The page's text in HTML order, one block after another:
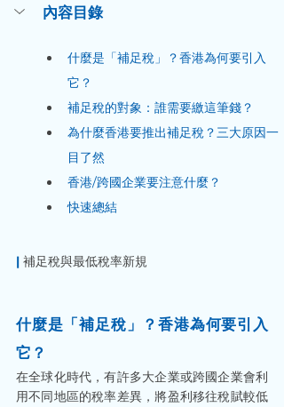
內容目錄
什麼是「補足稅」？香港為何要引入
它？
補足稅的對象：誰需要繳這筆錢？
為什麼香港要推出補足稅？三大原因一
目了然
香港/跨國企業要注意什麼？
快速總結
| 補足稅與最低稅率新規
什麼是「補足稅」？香港為何要引入
它？
在全球化時代，有許多大企業或跨國企業會利
用不同地區的稅率差異，將盈利移往稅賦較低